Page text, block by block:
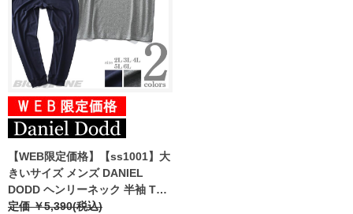
【WEB限定価格】【ss1001】大
きいサイズ メンズ DANIEL
DODD ヘンリーネック 半袖 Tシ
ャツ 上下セット azts-219001
定価 ￥5,390(税込)